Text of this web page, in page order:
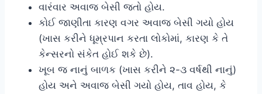
વારંવાર અવાજ બેસી જતો હોય.
કોઈ જાણીતા કારણ વગર અવાજ બેસી ગયો હોય
(ખાસ કરીને ધૂમ્રપાન કરતા લોકોમાં, કારણ કે તે
કેન્સરનો સંકેત હોઈ શકે છે).
ખૂબ જ નાનું બાળક (ખાસ કરીને ૨-૩ વર્ષથી નાનું)
હોય અને અવાજ બેસી ગયો હોય, તાવ હોય, કે